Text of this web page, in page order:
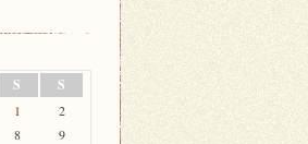
S S
1
2
8
9